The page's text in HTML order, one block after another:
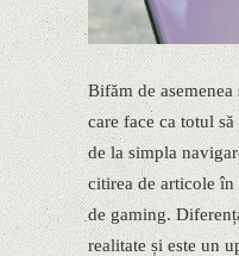
Bifăm de
care face ca totul
de la simpla
citirea de articole în
de gaming.
realitate și este un